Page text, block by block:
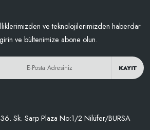
ve teknolojilerimizden haberdar
ve bültenimize abone olun.
KAYIT
Sk. Sarp Plaza No:1/2 Nilüfer/BURSA